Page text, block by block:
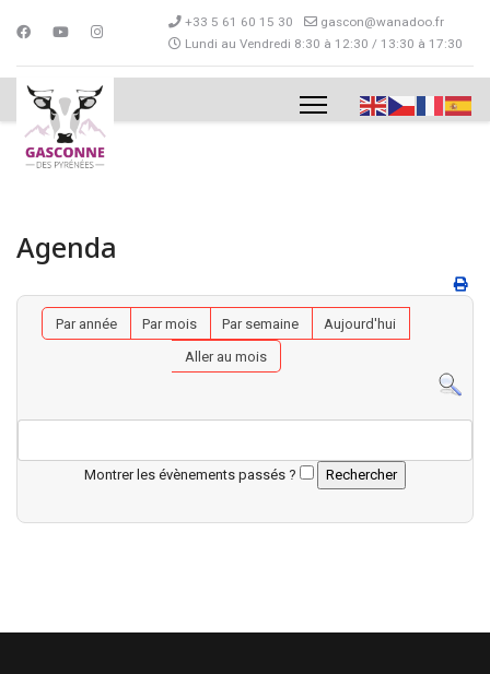
+33 5 61 60 15 30
gascon@wanadoo.fr
Lundi au Vendredi 8:30 à 12:30 / 13:30 à 17:30
Agenda
Par année Par mois Par semaine
Aujourd'hui
Aller au mois
Montrer les évènements passés ?